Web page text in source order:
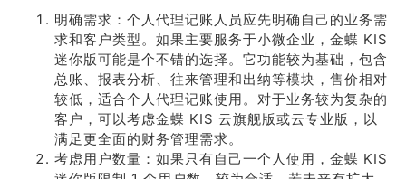
明确需求：个人代理记账人员应先明确自己的业务需
求和客户类型。如果主要服务于小微企业，金蝶 KIS
迷你版可能是个不错的选择。它功能较为基础，包含
总账、报表分析、往来管理和出纳等模块，售价相对
较低，适合个人代理记账使用。对于业务较为复杂的
客户，可以考虑金蝶 KIS 云旗舰版或云专业版，以
满足更全面的财务管理需求。
考虑用户数量：如果只有自己一个人使用，金蝶 KIS